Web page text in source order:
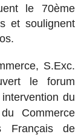
le 70ème
et soulignent
S.Exc.
le forum
du
Commerce
Français de